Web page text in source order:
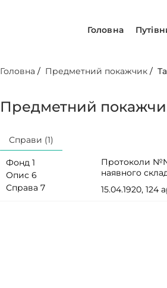
Головна
Головна / Предметний покажчик /
Предметний
Справи (1)
Фонд 1
Опис 6
Справа 7
Протоколи №№
наявного
15.04.1920, 124